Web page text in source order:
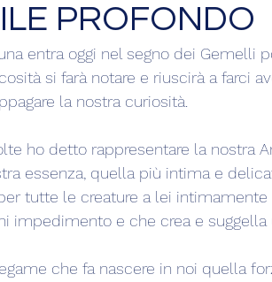
PROFONDO
entra oggi nel segno dei Gemelli
si farà notare e riuscirà a farci
la nostra curiosità.
ho detto rappresentare la nostra
essenza, quella più intima e
tutte le creature a lei
impedimento e che crea e
che fa nascere in noi quella